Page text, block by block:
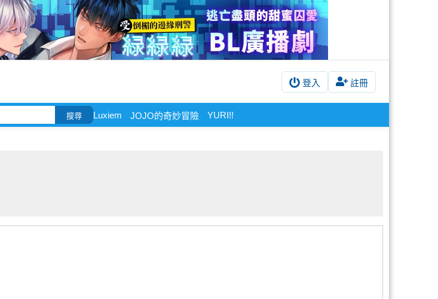
登入 註冊
搜尋 Luxiem JOJO的奇妙冒險 YURI!!